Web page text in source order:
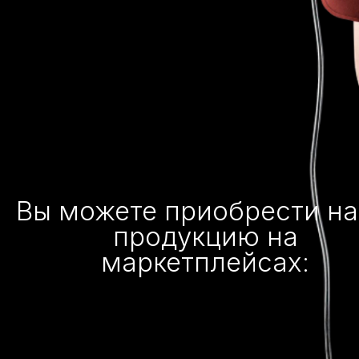
Вы можете приобрести
продукцию на
маркетплейсах: